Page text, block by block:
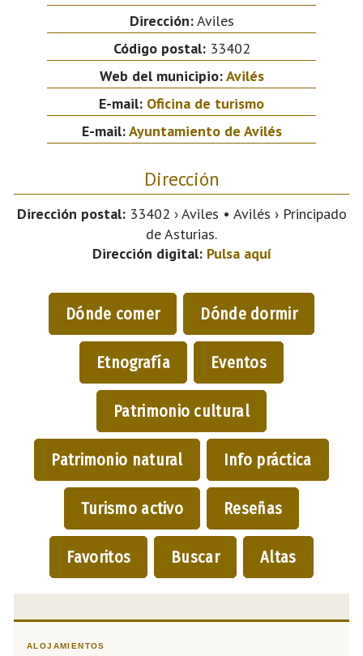
Dirección:Aviles
Código postal:33402
Web del municipio:Avilés
E-mail: Oficina de turismo
E-mail:Ayuntamiento de Avilés
Dirección
Dirección postal:33402 › Aviles • Avilés › Principado
de Asturias.
Dirección digital: Pulsa aquí
Dónde comer Dónde dormir
Etnografía Eventos
Patrimonio cultural
Patrimonio natural Info práctica
Turismo activo Reseñas
Favoritos Buscar Altas